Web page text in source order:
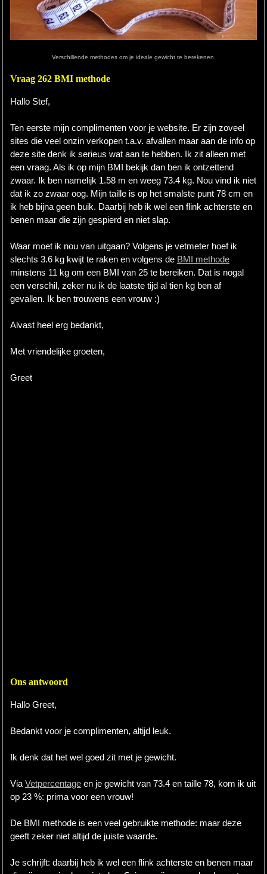
Hardlopen
Verschillende methodes om je ideale gewicht te berekenen.
Vraag 262 BMI methode
Hallo Stef,
Ten eerste mijn complimenten voor je website. Er zijn zoveel
sites die veel onzin verkopen t.a.v. afvallen maar aan de info op
deze site denk ik serieus wat aan te hebben. Ik zit alleen met
een vraag. Als ik op mijn BMI bekijk dan ben ik ontzettend
zwaar. Ik ben namelijk 1.58 m en weeg 73.4 kg. Nou vind ik niet
dat ik zo zwaar oog. Mijn taille is op het smalste punt 78 cm en
ik heb bijna geen buik. Daarbij heb ik wel een flink achterste en
benen maar die zijn gespierd en niet slap.
Waar moet ik nou van uitgaan? Volgens je vetmeter hoef ik
slechts 3.6 kg kwijt te raken en volgens de BMI methode
minstens 11 kg om een BMI van 25 te bereiken. Dat is nogal
een verschil, zeker nu ik de laatste tijd al tien kg ben af
gevallen. Ik ben trouwens een vrouw :)
Alvast heel erg bedankt,
Met vriendelijke groeten,
Greet
Ons antwoord
Hallo Greet,
Bedankt voor je complimenten, altijd leuk.
Ik denk dat het wel goed zit met je gewicht.
Via Vetpercentage en je gewicht van 73.4 en taille 78, kom ik uit
op 23 %: prima voor een vrouw!
De BMI methode is een veel gebruikte methode: maar deze
geeft zeker niet altijd de juiste waarde.
Je schrijft: daarbij heb ik wel een flink achterste en benen maar